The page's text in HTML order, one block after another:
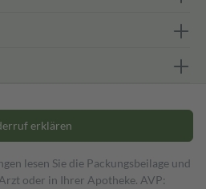
erklären
lesen Sie die Packungsbeilage und
oder in Ihrer Apotheke. AVP: